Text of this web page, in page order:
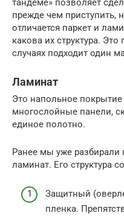
прежде чем приступить,
отличается паркет и
какова их структура.
случаях подходит один
Ламинат
Это напольное покрытие
многослойные панели,
единое полотно.
Ранее мы уже разбирали
ламинат. Его структура
Защитный
пленка.